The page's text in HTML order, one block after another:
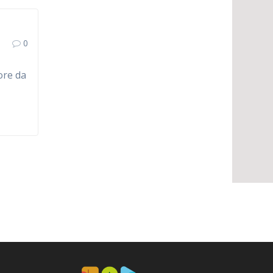
0
da